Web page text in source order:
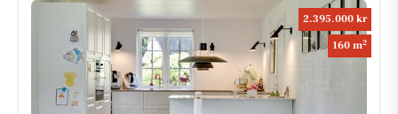
2.395.000 kr
160 m2